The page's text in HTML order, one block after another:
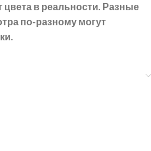
цвета в реальности. Разные
по-разному могут